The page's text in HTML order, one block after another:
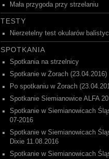
Mała przygoda przy strzelaniu
TESTY
Nierzetelny test okularów
SPOTKANIA
Spotkania na strzelnicy
Spotkanie w Żorach (23.04.2016)
Po spotkaniu w Żorach
Spotkanie Siemianowice ALFA
Spotkanie w Siemianowicach
07-2016
Spotkanie w Siemianowicach
Dixie 11.08.2016
Spotkanie w Siemianowicach